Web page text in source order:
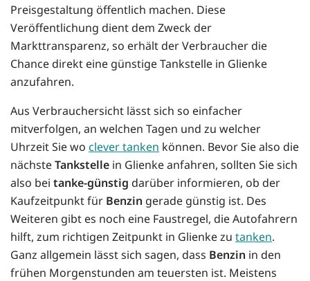
Preisgestaltung öffentlich machen. Diese
Veröffentlichung dient dem Zweck der
Markttransparenz, so erhält der Verbraucher die
Chance direkt eine günstige Tankstelle in Glienke
anzufahren.
Aus Verbrauchersicht lässt sich so einfacher
mitverfolgen, an welchen Tagen und zu welcher
Uhrzeit Sie wo clever tanken können. Bevor Sie also die
nächsteTankstelle in Glienke anfahren, sollten Sie sich
also bei tanke-günstig darüber informieren, ob der
Kaufzeitpunkt für Benzin gerade günstig ist. Des
Weiteren gibt es noch eine Faustregel, die Autofahrern
hilft, zum richtigen Zeitpunkt in Glienke zu tanken.
Ganz allgemein lässt sich sagen, dass Benzin in den
frühen Morgenstunden am teuersten ist. Meistens